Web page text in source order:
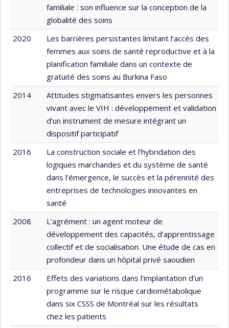
familiale : son influence sur la conception de la
globalité des soins
2020
Les barrières persistantes limitant l’accès des
femmes aux soins de santé reproductive et à la
planification familiale dans un contexte de
gratuité des soins au Burkina Faso
2014
Attitudes stigmatisantes envers les personnes
vivant avec le VIH : développement et validation
d’un instrument de mesure intégrant un
dispositif participatif
2016
La construction sociale et l’hybridation des
logiques marchandes et du système de santé
dans l’émergence, le succès et la pérennité des
entreprises de technologies innovantes en
santé
2008
L’agrément : un agent moteur de
développement des capacités, d’apprentissage
collectif et de socialisation. Une étude de cas en
profondeur dans un hôpital privé saoudien
2016
Effets des variations dans l’implantation d’un
programme sur le risque cardiométabolique
dans six CSSS de Montréal sur les résultats
chez les patients